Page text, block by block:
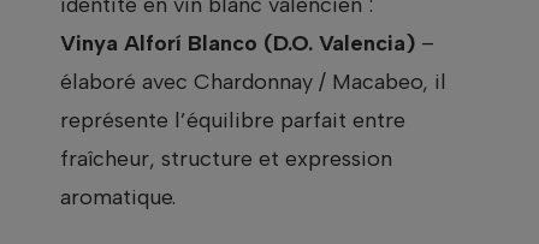
Vinya Alforí Blanco (D.O. Valencia) –
élaboré avec Chardonnay / Macabeo, il
représente l’équilibre parfait entre
fraîcheur, structure et expression
aromatique.